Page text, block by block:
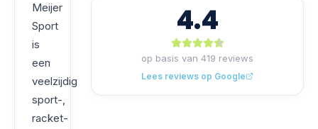
Meijer
Sport
is
een
veelzijdig
sport-,
racket-
4.4
op basis van 419 reviews
Lees reviews op Google